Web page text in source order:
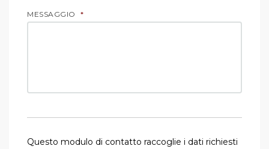
MESSAGGIO *
Questo modulo di contatto raccoglie i dati richiesti